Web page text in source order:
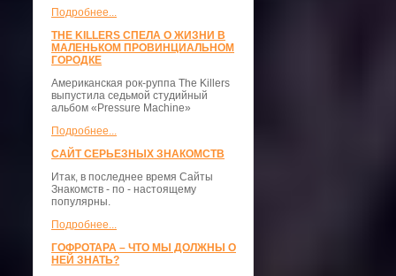
Подробнее...
THE KILLERS СПЕЛА О ЖИЗНИ В
МАЛЕНЬКОМ ПРОВИНЦИАЛЬНОМ
ГОРОДКЕ
Американская рок-руппа The Killers
выпустила седьмой студийный
альбом «Pressure Machine»
Подробнее...
САЙТ СЕРЬЕЗНЫХ ЗНАКОМСТВ
Итак, в последнее время Сайты
Знакомств - по - настоящему
популярны.
Подробнее...
ГОФРОТАРА – ЧТО МЫ ДОЛЖНЫ О
НЕЙ ЗНАТЬ?